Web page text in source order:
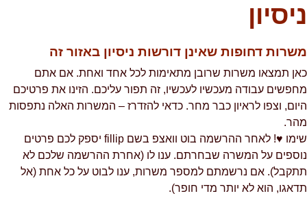
דחופות שאינן דורשות ניסיון באזור זה
תמצאו משרות שרובן מתאימות לכל אחד ואחת. אם אתם
עבודה מעכשיו לעכשיו, זה תפור עליכם. הזינו את פרטיכם
וצפו לראיון כבר מחר. כדאי להזדרז – המשרות האלה נתפסות
שימו ♥! לאחר ההרשמה בוט וואצפ בשם fillip יספק לכם פרטים
על המשרה שבחרתם. ענו לו (אחרת ההרשמה שלכם לא
אם נרשמתם למספר משרות, ענו לבוט על כל אחת (אל
הוא לא יותר מדי חופר).